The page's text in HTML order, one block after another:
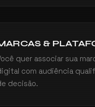
&
quer associar sua
com audiência
decisão.